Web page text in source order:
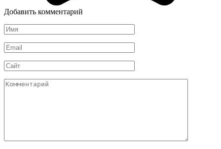
Добавить комментарий
Имя
*
Email
*
Сайт
Комментарий